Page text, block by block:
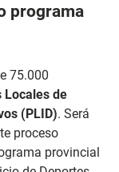
programa
75.000
Locales de
(PLID). Será
proceso
provincial